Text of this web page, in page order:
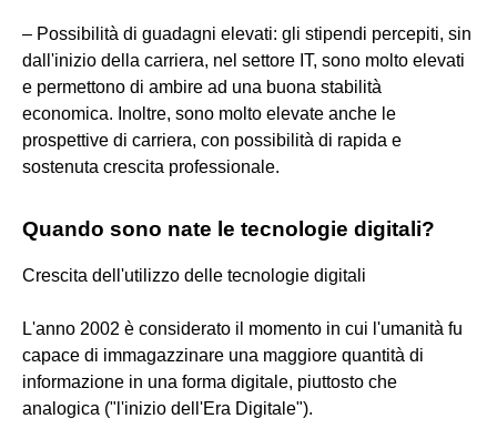
– Possibilità di guadagni elevati: gli stipendi percepiti, sin
dall'inizio della carriera, nel settore IT, sono molto elevati
e permettono di ambire ad una buona stabilità
economica. Inoltre, sono molto elevate anche le
prospettive di carriera, con possibilità di rapida e
sostenuta crescita professionale.
Quando sono nate le tecnologie digitali?
Crescita dell'utilizzo delle tecnologie digitali
L'anno 2002 è considerato il momento in cui l'umanità fu
capace di immagazzinare una maggiore quantità di
informazione in una forma digitale, piuttosto che
analogica ("l'inizio dell'Era Digitale").